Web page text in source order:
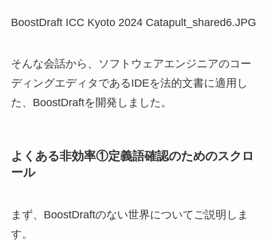
BoostDraft ICC Kyoto 2024 Catapult_shared6.JPG
そんな会話から、ソフトウェアエンジニアのコー
ディングエディタであるIDEを法的文書に適用し
た、BoostDraftを開発しました。
よくある非効率①定義語確認のためのスクロ
ール
まず、BoostDraftのない世界についてご説明しま
す。